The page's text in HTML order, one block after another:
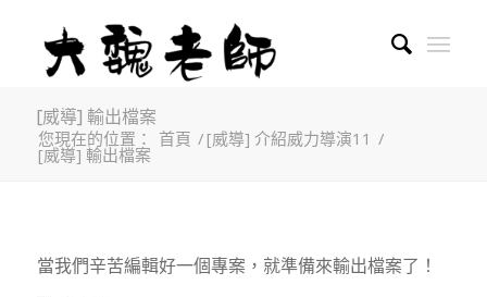
[威導] 輸出檔案
您現在的位置： 首頁 / [威導] 介紹威力導演11 /
[威導] 輸出檔案
當我們辛苦編輯好一個專案，就準備來輸出檔案了！